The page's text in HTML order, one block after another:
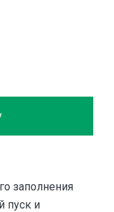
заполнения
пуск и